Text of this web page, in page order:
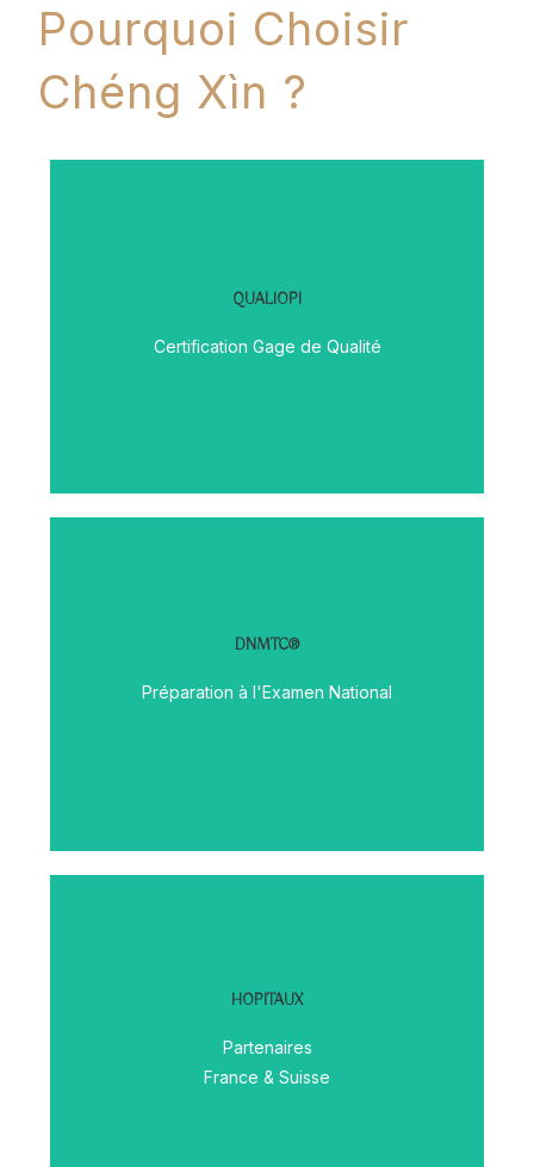
Pourquoi Choisir
Chéng Xìn ?
QUALIOPI
Certification Gage de Qualité
DNMTC®
Préparation à l'Examen National
Découvrir
HOPITAUX
Partenaires
France & Suisse
Découvrir